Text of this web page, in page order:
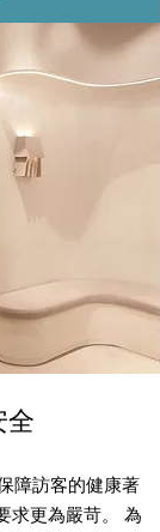
全
障訪客的健康著
求更為嚴苛。 為